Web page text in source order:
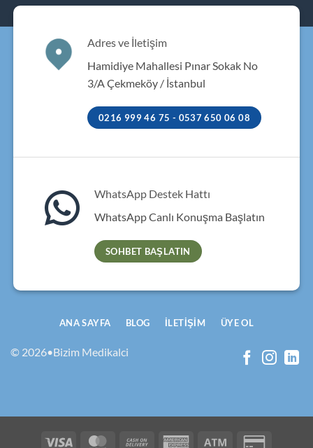
Adres ve İletişim
Hamidiye Mahallesi Pınar Sokak No
3/A Çekmeköy / İstanbul
0216 999 46 75 - 0537 650 06 08
WhatsApp Destek Hattı
WhatsApp Canlı Konuşma Başlatın
SOHBET BAŞLATIN
© 2026•Bizim Medikalci
ANA SAYFA BLOG İLETIŞIM ÜYE OL
Visa MasterCardCash American Atm